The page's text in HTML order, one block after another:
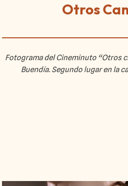
Otros
Fotograma del Cineminuto “Otros
Buendía. Segundo lugar en la